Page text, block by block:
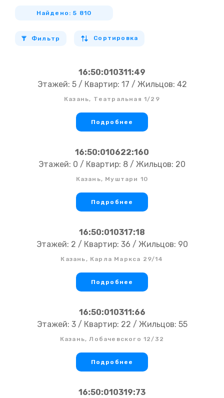
Найдено: 5 810
Фильтр Сортировка
16:50:010311:49
Этажей: 5 / Квартир: 17 / Жильцов: 42
Казань, Театральная 1/29
Подробнее
16:50:010622:160
Этажей: 0 / Квартир: 8 / Жильцов: 20
Казань, Муштари 10
Подробнее
16:50:010317:18
Этажей: 2 / Квартир: 36 / Жильцов: 90
Казань, Карла Маркса 29/14
Подробнее
16:50:010311:66
Этажей: 3 / Квартир: 22 / Жильцов: 55
Казань, Лобачевского 12/32
Подробнее
16:50:010319:73